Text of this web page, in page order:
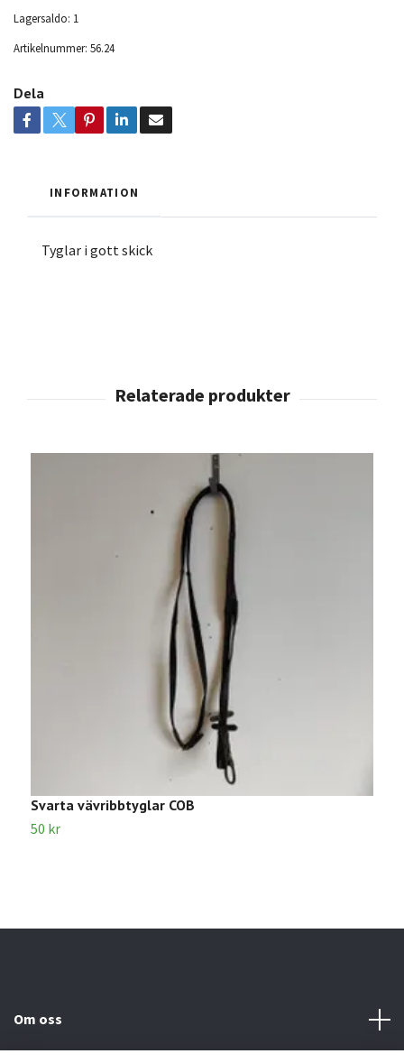
Lagersaldo: 1
Artikelnummer: 56.24
Dela
INFORMATION
Tyglar i gott skick
Svarta vävribbtyglar COB
50 kr
Om oss